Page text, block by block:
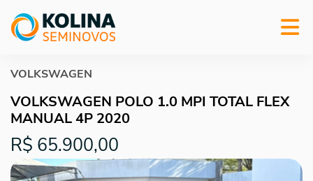
VOLKSWAGEN
VOLKSWAGEN POLO 1.0 MPI TOTAL FLEX
MANUAL 4P 2020
R$ 65.900,00